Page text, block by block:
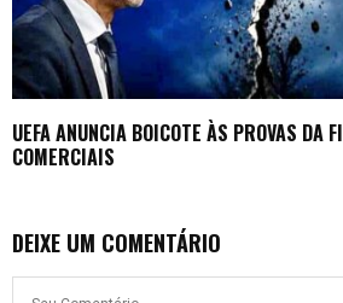
UEFA ANUNCIA BOICOTE ÀS PROVAS DA
COMERCIAIS
DEIXE UM COMENTÁRIO